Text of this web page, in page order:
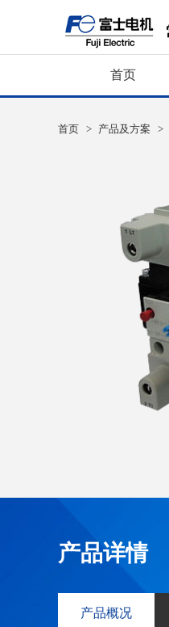
首页
首页 > 产品及方案 >
产品详情
产品概况